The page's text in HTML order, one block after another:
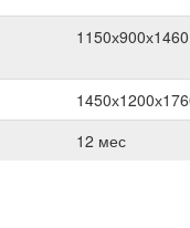
1150х900х1460
12 мес